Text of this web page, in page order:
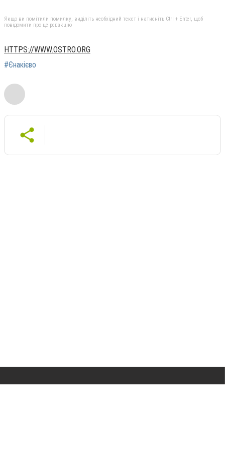
Якщо ви помітили помилку, виділіть необхідний текст і натисніть Ctrl + Enter, щоб
повідомити про це редакцію
HTTPS://WWW.OSTRO.ORG
#Єнакієво